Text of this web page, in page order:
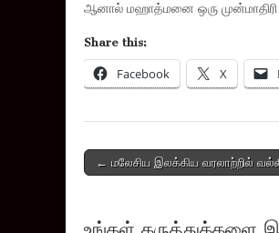
ஆனால் மஹாத்மனை ஒரு
Share this:
Facebook X
Post
← மலேசிய இலக்கிய வரலாற்றில்